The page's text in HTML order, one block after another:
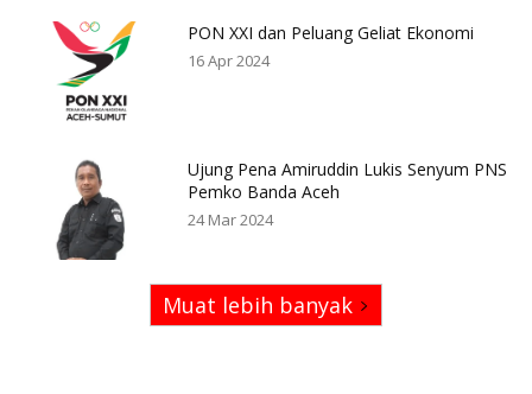
PON XXI dan Peluang Geliat Ekonomi
16 Apr 2024
Ujung Pena Amiruddin Lukis Senyum PNS
Pemko Banda Aceh
24 Mar 2024
Muat lebih banyak